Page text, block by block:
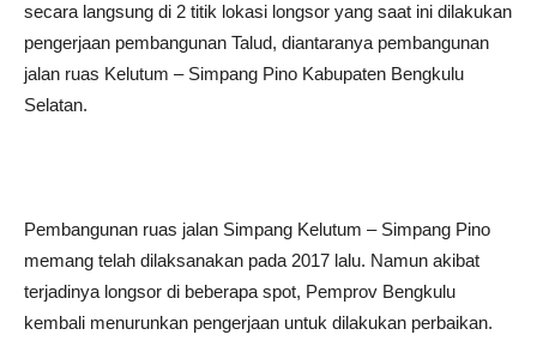
secara langsung di 2 titik lokasi longsor yang saat ini dilakukan
pengerjaan pembangunan Talud, diantaranya pembangunan
jalan ruas Kelutum – Simpang Pino Kabupaten Bengkulu
Selatan.
Pembangunan ruas jalan Simpang Kelutum – Simpang Pino
memang telah dilaksanakan pada 2017 lalu. Namun akibat
terjadinya longsor di beberapa spot, Pemprov Bengkulu
kembali menurunkan pengerjaan untuk dilakukan perbaikan.